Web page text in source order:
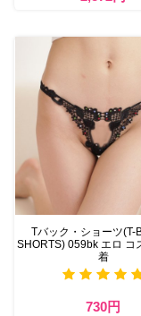
Tバック・ショーツ(T-
SHORTS) 059bk エロ
着
730円